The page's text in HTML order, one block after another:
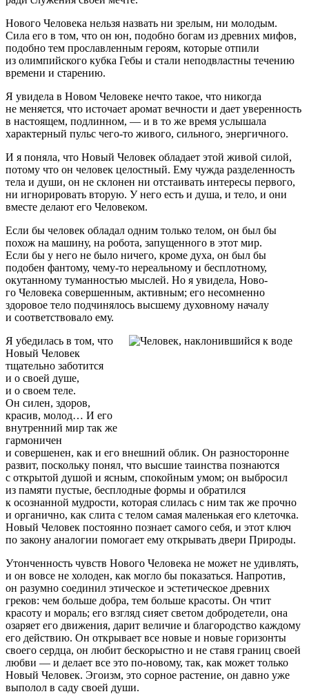
Нового Человека нельзя назвать ни зрелым, ни молодым.
Сила его в том, что он юн, подобно богам из древних мифов,
подобно тем прославленным героям, которые отпили
из олимпийского кубка Гебы и стали неподвластны течению
времени и старению.
Я увидела в Новом Человеке нечто такое, что никогда
не меняется, что источает аромат вечности и дает уверенность
в настоящем, подлинном, — и в то же время услышала
характерный пульс чего-то живого, сильного, энергичного.
И я поняла, что Новый Человек обладает этой живой силой,
потому что он человек целостный. Ему чужда разделенность
тела и души, он не склонен ни отстаивать интересы первого,
ни игнорировать вторую. У него есть и душа, и тело, и они
вместе делают его Человеком.
Если бы человек обладал одним только телом, он был бы
похож на машину, на робота, запущенного в этот мир.
Если бы у него не было ничего, кроме духа, он был бы
подобен фантому, чему-то нереальному и бесплотному,
окутанному туманностью мыслей. Но я увидела, Но­во­
го Человека совершенным, активным; его несомненно
здоровое тело подчинялось высшему духовному началу
и соответствовало ему.
Я убедилась в том, что
Новый Человек
тщательно заботится
и о своей душе,
и о своем теле.
Он силен, здоров,
красив, молод… И его
внутренний мир так же
гармоничен
и совершенен, как и его внешний облик. Он разносторонне
развит, поскольку понял, что высшие таинства познаются
с открытой душой и ясным, спокойным умом; он выбросил
из памяти пустые, бесплодные формы и обратился
к осознанной мудрости, которая слилась с ним так же прочно
и органично, как слита с телом самая маленькая его клеточка.
Новый Человек постоянно познает самого себя, и этот ключ
по закону аналогии помогает ему открывать двери Природы.
Утонченность чувств Нового Человека не может не удивлять,
и он вовсе не холоден, как могло бы показаться. Напротив,
он разумно соединил этическое и эстетическое древних
греков: чем больше добра, тем больше красоты. Он чтит
красоту и мораль; его взгляд сияет светом добродетели, она
озаряет его движения, дарит величие и благородство каждому
его действию. Он открывает все новые и новые горизонты
своего сердца, он любит бескорыстно и не ставя границ своей
любви — и делает все это по-новому, так, как может только
Новый Человек. Эгоизм, это сорное растение, он давно уже
выполол в саду своей души.